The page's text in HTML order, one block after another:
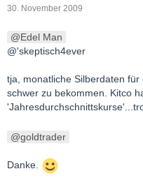
30. November 2009
Edel Man
@'skeptisch4ever
tja, monatliche Silberdaten
schwer zu bekommen. Kitco
goldtrader
Danke.